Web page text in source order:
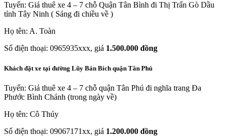
Tuyến: Giá thuê xe 4 – 7 chỗ Quận Tân Bình đi Thị Trấn Gò Dầu
tỉnh Tây Ninh ( Sáng đi chiều về )
Họ tên: A. Toàn
Số điện thoại: 0965935xxx, giá 1.500.000 đồng
Khách đặt xe tại đường Lũy Bán Bích quận Tân Phú
Tuyến: Giá thuê xe 4 – 7 chỗ quận Tân Phú đi nghĩa trang Đa
Phước Bình Chánh (trong ngày về)
Họ tên: Cô Thúy
Số điện thoại: 09067171xx, giá 1.200.000 đồng